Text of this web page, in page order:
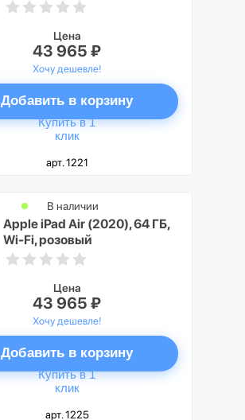
Цена
43 965 ₽
Хочу дешевле!
Добавить в корзину
Купить в 1
клик
арт. 1221
Apple iPad Air (2020), 64 ГБ,
Wi-Fi, розовый
В наличии
Цена
43 965 ₽
Хочу дешевле!
Добавить в корзину
Купить в 1
клик
арт. 1225